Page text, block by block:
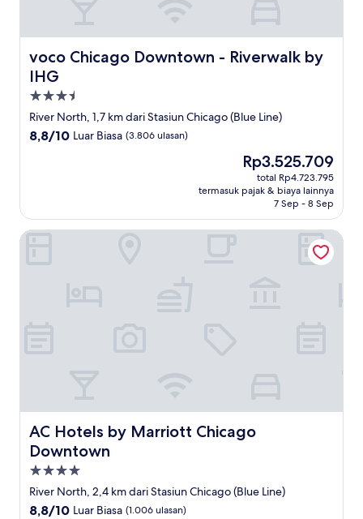
voco Chicago Downtown - Riverwalk by
IHG
voco Chicago Downtown - Riverwalk by IHG
Properti
bintang
3.5
River North, 1,7 km dari Stasiun Chicago (Blue Line)
8.8
ulasan)
8,8/10 Luar Biasa (3.806 ulasan)
Harga
sekarang
Rp3.525.709
Rp3.525.709
total Rp4.723.795
termasuk pajak & biaya lainnya
7 Sep - 8 Sep
AC Hotels by Marriott Chicago
Downtown
AC Hotels by Marriott Chicago Downtown
Properti
bintang
4.0
River North, 2,4 km dari Stasiun Chicago (Blue Line)
8.8
8,8/10 Luar Biasa (1.006 ulasan)
AC Hotels by Marriott Chicago Downtown